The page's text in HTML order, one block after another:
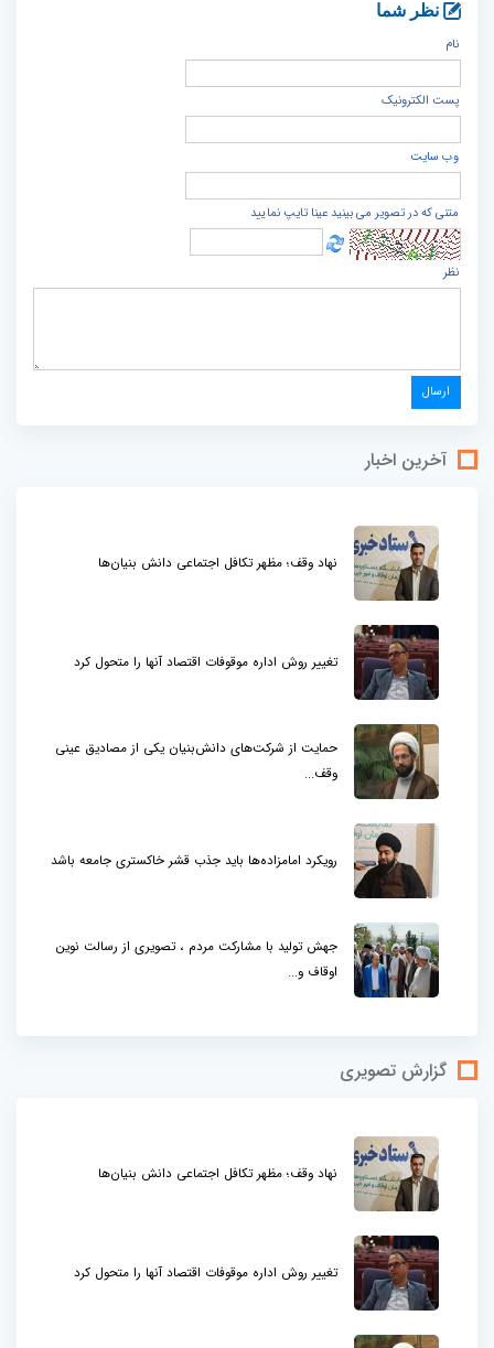
نظر شما
نام
پست الكترونيک
وب سایت
متنی که در تصویر می بینید عینا تایپ نمایید
نظر
آخرین اخبار
نهاد وقف؛ مظهر تکافل اجتماعی دانش بنیان‌ها
تغییر روش اداره موقوفات اقتصاد آنها را متحول کرد
حمایت از شرکت‌های دانش‌بنیان یکی از مصادیق عینی
وقف...
رویکرد امامزاده‌ها باید جذب قشر خاکستری جامعه باشد
جهش تولید با مشارکت مردم ، تصویری از رسالت نوین
اوقاف و...
گزارش تصویری
نهاد وقف؛ مظهر تکافل اجتماعی دانش بنیان‌ها
تغییر روش اداره موقوفات اقتصاد آنها را متحول کرد